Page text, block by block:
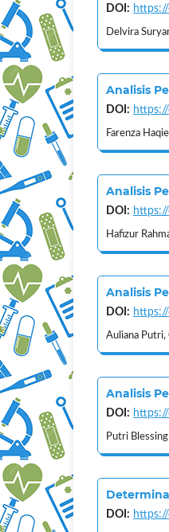
DOI:
Delvira
Analisis
DOI:
Farenza
Analisis
DOI:
Hafizur
Analisis
DOI:
Auliana Putri,
Analisis
DOI:
Putri
DOI: